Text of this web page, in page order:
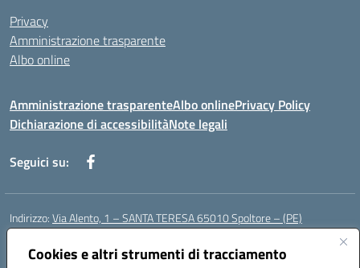
Cookies e altri strumenti di tracciamento
Privacy
Amministrazione trasparente
Albo online
Amministrazione trasparenteAlbo onlinePrivacy Policy
Dichiarazione di accessibilitàNote legali
Seguici su:
Indirizzo:Via Alento, 1 – SANTA TERESA 65010 Spoltore – (PE)
Centralino:
Posta elettronica certificata (PEC):peee052003@pec.istruzione.it